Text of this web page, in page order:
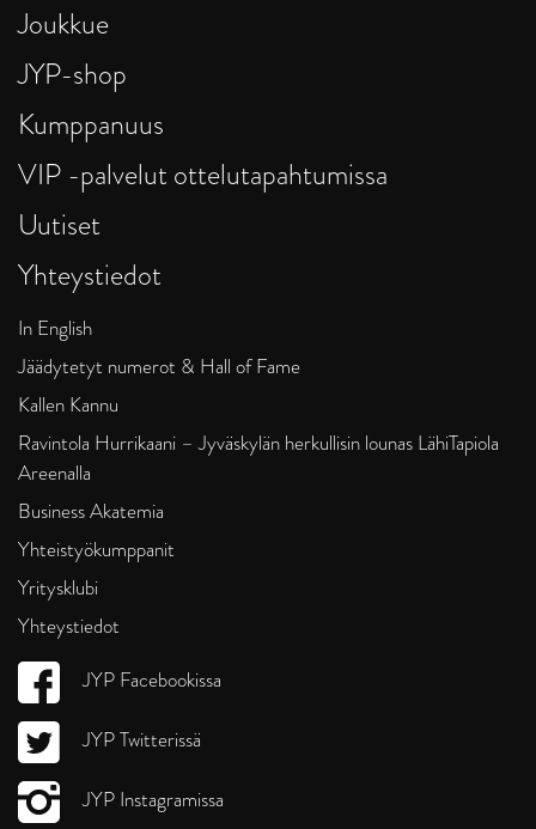
Joukkue
JYP-shop
Kumppanuus
VIP -palvelut ottelutapahtumissa
Uutiset
Yhteystiedot
In English
Jäädytetyt numerot & Hall of Fame
Kallen Kannu
Ravintola Hurrikaani – Jyväskylän herkullisin lounas LähiTapiola
Areenalla
Business Akatemia
Yhteistyökumppanit
Yritysklubi
Yhteystiedot
JYP Facebookissa
JYP Twitterissä
JYP Instagramissa